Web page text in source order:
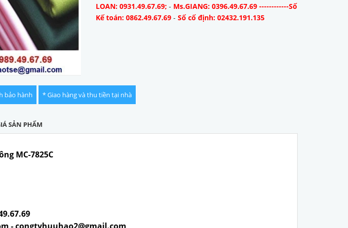
LOAN: 0931.49.67.69; - Ms.GIANG: 0396.49.67.69 ------------Số
Kế toán: 0862.49.67.69 -Số cố định: 02432.191.135
bảo hành * Giao hàng và thu tiền tại nhà
SẢN PHẨM
MC-7825C